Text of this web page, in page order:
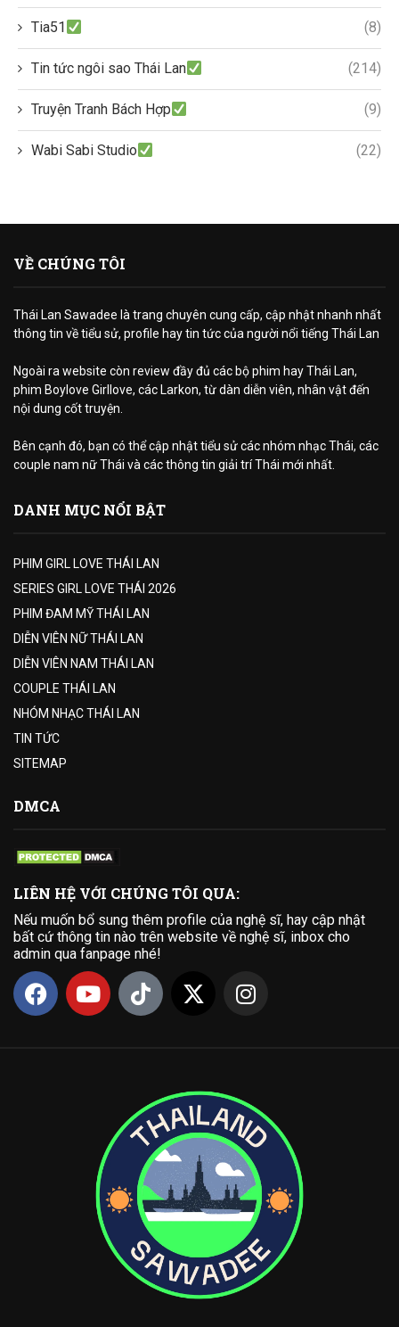
Tia51 (8)
Tin tức ngôi sao Thái Lan (214)
Truyện Tranh Bách Hợp (9)
Wabi Sabi Studio (22)
VỀ CHÚNG TÔI
Thái Lan Sawadee là trang chuyên cung cấp, cập nhật nhanh nhất
thông tin về tiểu sử, profile hay tin tức của người nổi tiếng Thái Lan
Ngoài ra website còn review đầy đủ các bộ phim hay Thái Lan,
phim Boylove Girllove, các Larkon, từ dàn diễn viên, nhân vật đến
nội dung cốt truyện.
Bên cạnh đó, bạn có thể cập nhật tiểu sử các nhóm nhạc Thái, các
couple nam nữ Thái và các thông tin giải trí Thái mới nhất.
DANH MỤC NỔI BẬT
PHIM GIRL LOVE THÁI LAN
SERIES GIRL LOVE THÁI 2026
PHIM ĐAM MỸ THÁI LAN
DIỄN VIÊN NỮ THÁI LAN
DIỄN VIÊN NAM THÁI LAN
COUPLE THÁI LAN
NHÓM NHẠC THÁI LAN
TIN TỨC
SITEMAP
DMCA
LIÊN HỆ VỚI CHÚNG TÔI QUA:
Nếu muốn bổ sung thêm profile của nghệ sĩ, hay cập nhật
bất cứ thông tin nào trên website về nghệ sĩ, inbox cho
admin qua fanpage nhé!